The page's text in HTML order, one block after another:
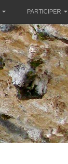
PARTICIPER